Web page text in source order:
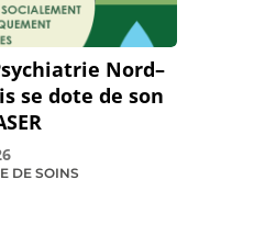
Nord–
se dote de son
DE SOINS